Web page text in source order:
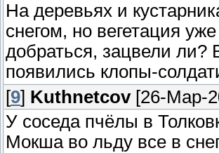
На деревьях и
снегом, но вегетация
добраться, зацвели ли?
появились клопы-
[9] Kuthnetcov[26-Мар-
У соседа пчёлы в
Мокша во льду все в